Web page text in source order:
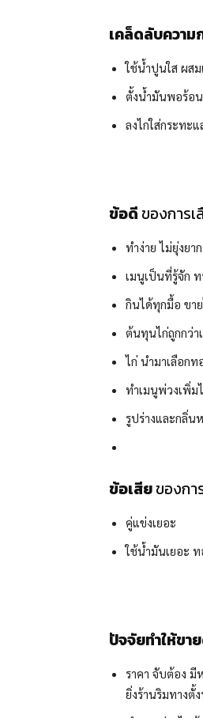
เคล็ดลับความ
ใช้น้ำปูนใส ผส
ตั้งน้ำมันพอร้อน
ลงไก่ใส่กระทะ
ข้อดีของการ
ทำง่าย ไม่ยุ่งยา
เมนูเป็นที่รู้จัก
กินได้ทุกมื้อ ขา
ต้นทุนไก่ถูกกว่
ไก่ นำมาเลือก
ทำเมนูพ่วงเพิ่ม
รูปร่างและกลิ่น
ข้อเสียของกา
คู่แข่งเยอะ
ใช้น้ำมันเยอะ
ปัจจัยทำให้ขา
ราคา จับต้อง
ยิ่งร้านริมทางตั้